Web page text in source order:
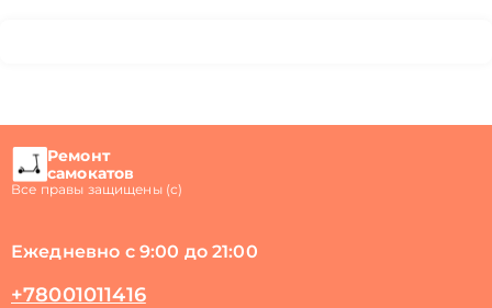
Ремонт
самокатов
Все правы защищены (с)
Ежедневно с 9:00 до 21:00
+78001011416